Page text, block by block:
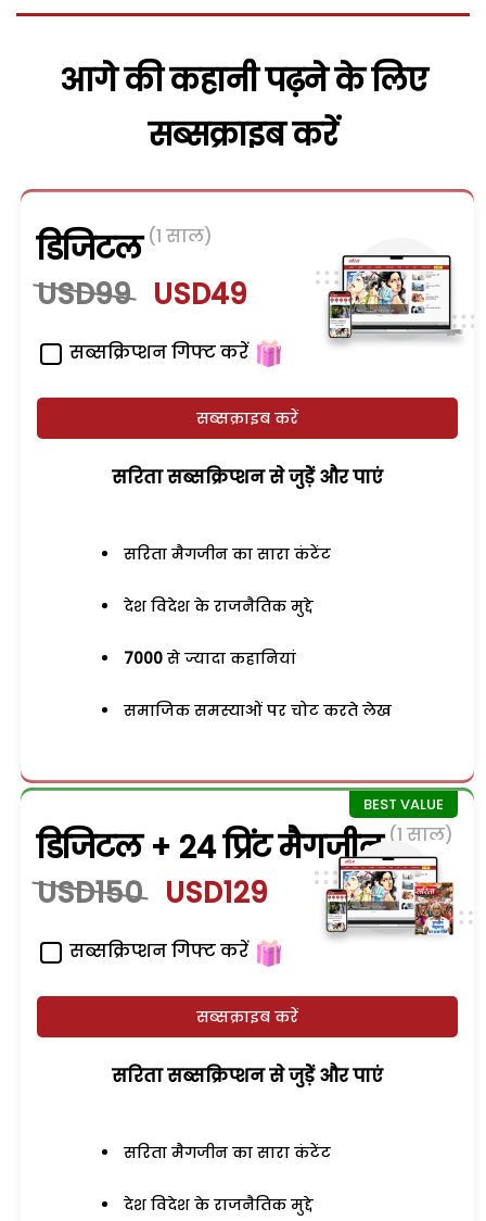
आगे की कहानी पढ़ने के लिए
सब्सक्राइब करें
डिजिटल (1 साल)
USD99 USD49
सब्सक्रिप्शन गिफ्ट करें
सब्सक्राइब करें
सरिता सब्सक्रिप्शन से जुड़ेें और पाएं
सरिता मैगजीन का सारा कंटेंट
देश विदेश के राजनैतिक मुद्दे
7000 से ज्यादा कहानियां
समाजिक समस्याओं पर चोट करते लेख
डिजिटल + 24 प्रिंट मैगजीन (1 साल)
USD150 USD129
सब्सक्रिप्शन गिफ्ट करें
सब्सक्राइब करें
सरिता सब्सक्रिप्शन से जुड़ेें और पाएं
सरिता मैगजीन का सारा कंटेंट
देश विदेश के राजनैतिक मुद्दे